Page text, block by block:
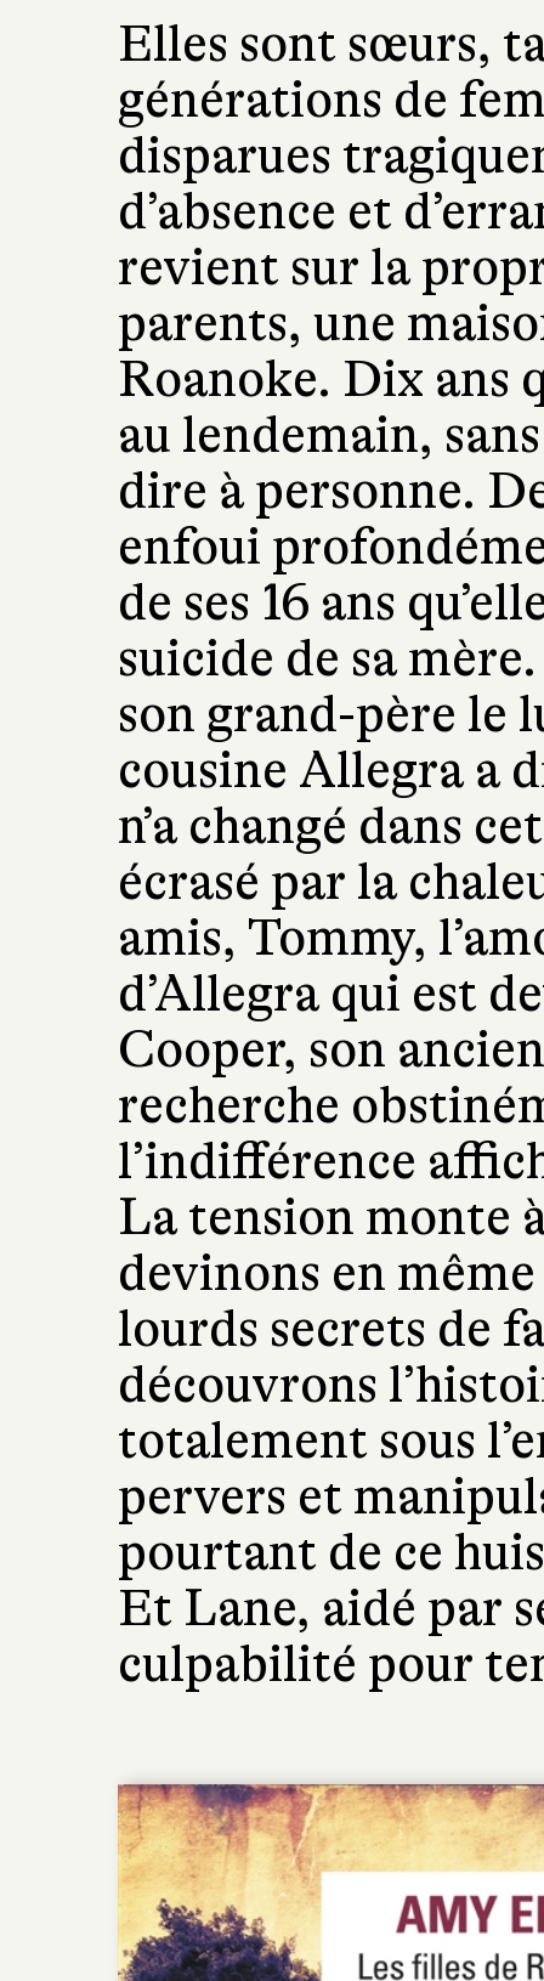
Elles sont sœurs,
générations de
disparues
d’absence et
revient sur la
parents, une
Roanoke. Dix ans
au lendemain,
dire à personne.
enfoui
de ses 16 ans
suicide de sa
son grand-père le
cousine Allegra a
n’a changé dans
écrasé par la
amis, Tommy,
d’Allegra qui est
Cooper, son
recherche
l’indifférence
La tension monte
devinons en
lourds secrets de
découvrons
totalement sous
pervers et
pourtant de ce
Et Lane, aidé par
culpabilité pour